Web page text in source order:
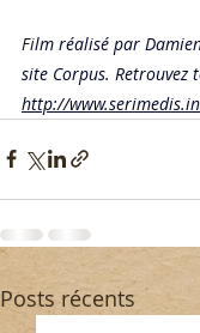
Film réalisé par
site Corpus. Retrouvez
http://
Posts récents